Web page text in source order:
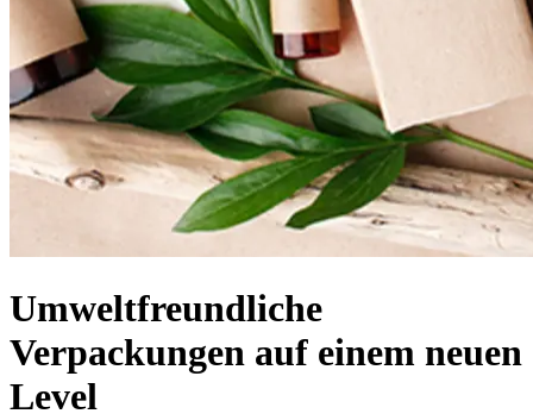
Umweltfreundliche
Verpackungen auf einem neuen
Level